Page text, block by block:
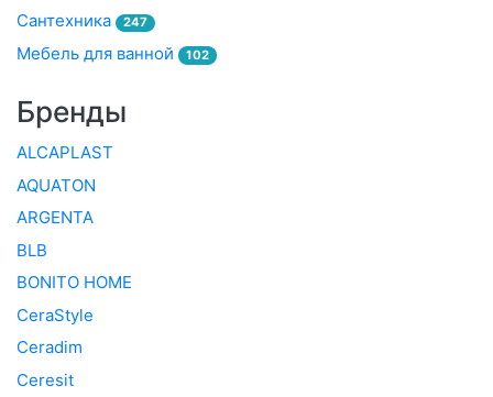
Сантехника 247
Мебель для ванной 102
Бренды
ALCAPLAST
AQUATON
ARGENTA
BLB
BONITO HOME
CeraStyle
Ceradim
Ceresit